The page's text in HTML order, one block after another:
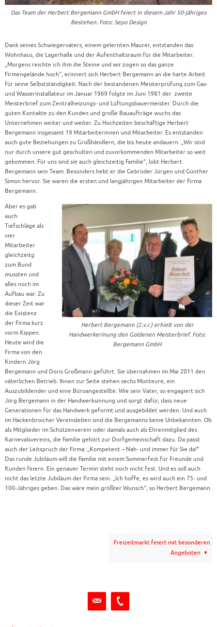
Das Team der Herbert Bergemann GmbH feiert in diesem Jahr 50-jähriges
Bestehen. Foto: Sepo Design
Dank seines Schwiegervaters, einem gelernten Maurer, entstanden das
Wohnhaus, die Lagerhalle und der Aufenthaltsraum für die Mitarbeiter.
„Morgens reichte ich ihm die Steine und wir zogen so das ganze
Firmengelände hoch“, erinnert sich Herbert Bergemann an die harte Arbeit
für seine Selbstständigkeit. Nach der bestandenen Meisterprüfung zum Gas-
und Wasserinstallateur im Januar 1969 folgte im Juni 1981 der zweite
Meisterbrief zum Zentralheizungs- und Lüftungsbauermeister. Durch die
guten Kontakte zu den Kunden und große Bauaufträge wuchs das
Unternehmen weiter und weiter. Zu Hochzeiten beschäftige Herbert
Bergemann insgesamt 19 Mitarbeiterinnen und Mitarbeiter. Es entstanden
auch gute Beziehungen zu Großhändlern, die bis heute andauern. „Wir sind
nur durch unsere gut geschulten und zuvorkommenden Mitarbeiter so weit
gekommen. Für uns sind sie auch gleichzeitig Familie“, lobt Herbert
Bergemann sein Team. Besonders hebt er die Gebrüder Jürgen und Günther
Simon hervor. Sie waren die ersten und langjährigen Mitarbeiter der Firma
Bergemann.
Herbert Bergemann (2.v.r.) erhielt von der
Handwerkerinung den Goldenen Meisterbrief. Foto:
Bergemann GmbH
Aber es gab
auch
Tiefschläge als
vier
Mitarbeiter
gleichzeitg
zum Bund
mussten und
alles noch im
Aufbau war. Zu
dieser Zeit war
die Existenz
der Firma kurz
vorm Kippen.
Heute wird die
Firma von den
Kindern Jörg
Bergemann und Doris Großmann geführt. Sie übernahmen im Mai 2011 den
väterlichen Betrieb. Ihnen zur Seite stehen sechs Monteure, ein
Auszubildender und eine Büroangestellte. Wie sein Vater, so engagiert sich
Jörg Bergemann in der Handwerksinnung und sorgt dafür, dass neue
Generationen für das Handwerk geformt und ausgebildet werden. Und auch
im Hackenbroicher Vereinsleben sind die Bergemanns keine Unbekannten. Ob
als Mitglieder im Schützenverein oder damals auch als Ehrenmitglied des
Karnevalsvereins, die Familie gehört zur Dorfgemeinschaft dazu. Da passt
auch der Leitspruch der Firma: „Kompetent – Nah- und immer für Sie da!“
Das runde Jubiläum will die Familie mit einem Sommerfest für Freunde und
Kunden feiern. Ein genauer Termin steht noch nicht fest. Und es soll auch
nicht das letzte Jubiläum der Firma sein. „Ich hoffe, es wird auch ein 75- und
100-Jähriges geben. Das wäre mein größter Wunsch“, so Herbert Bergemann.
Freizeitmarkt feiert mit besonderen
Angeboten